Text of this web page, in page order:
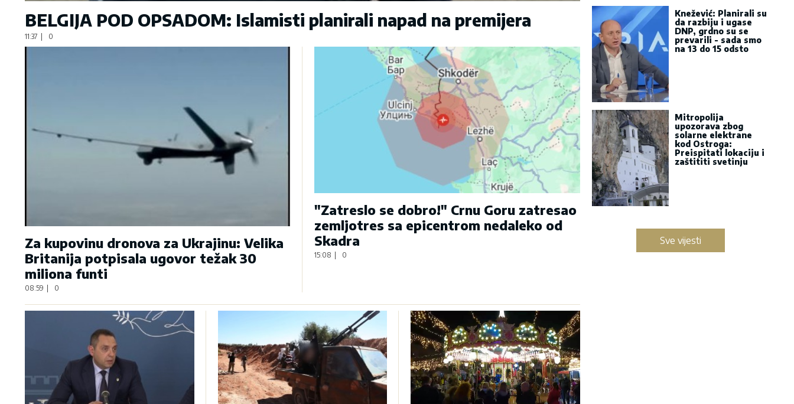
BELGIJA POD OPSADOM: Islamisti planirali napad na premijera
11:37 0
Za kupovinu dronova za Ukrajinu: Velika
Britanija potpisala ugovor težak 30
miliona funti
08:59 | 0
"Zatreslo se dobro!" Crnu Goru zatresao
zemljotres sa epicentrom nedaleko od
Skadra
15:08 0
Knežević: Planirali su
da razbiju i ugase
DNP, grdno su se
prevarili - sada smo
na 13 do 15 odsto
Mitropolija
upozorava zbog
solarne elektrane
kod Ostroga:
Preispitati lokaciju i
zaštititi svetinju
Sve vijesti